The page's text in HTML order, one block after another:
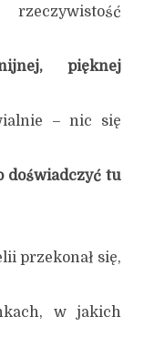
pięknej
– nic się
doświadczyć tu
przekonał się,
w jakich